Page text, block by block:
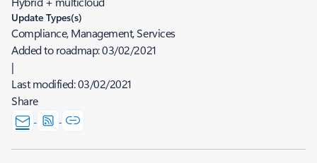
Update Types(s)
Compliance, Management, Services
Added to roadmap:03/02/2021
|
Last modified:03/02/2021
Share